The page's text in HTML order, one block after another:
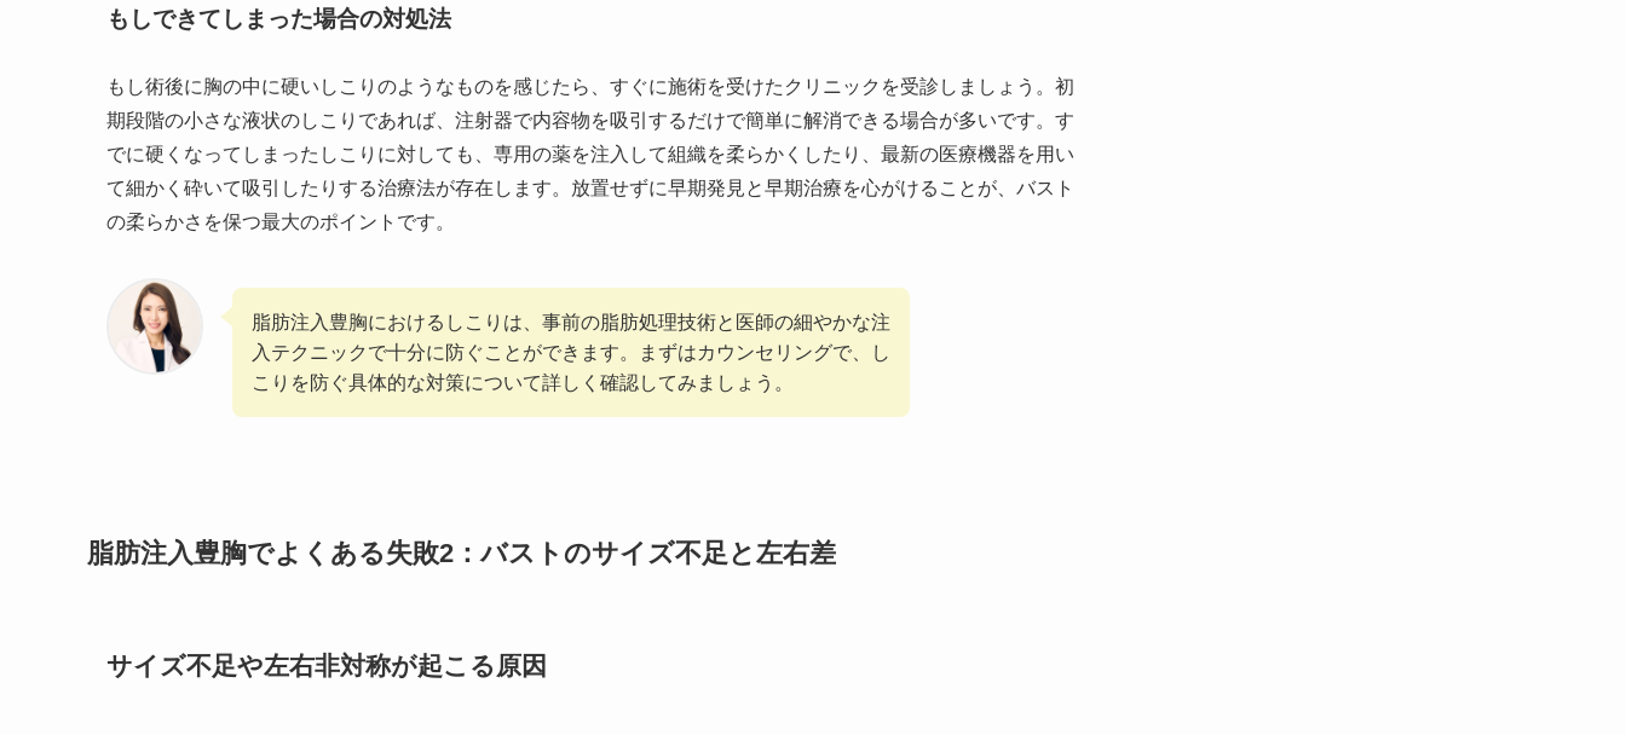
もしできてしまった場合の対処法
もし術後に胸の中に硬いしこりのようなものを感じたら、すぐに施術を受けたクリニックを受診しましょう。初
期段階の小さな液状のしこりであれば、注射器で内容物を吸引するだけで簡単に解消できる場合が多いです。す
でに硬くなってしまったしこりに対しても、専用の薬を注入して組織を柔らかくしたり、最新の医療機器を用い
て細かく砕いて吸引したりする治療法が存在します。放置せずに早期発見と早期治療を心がけることが、バスト
の柔らかさを保つ最大のポイントです。
脂肪注入豊胸におけるしこりは、事前の脂肪処理技術と医師の細やかな注
入テクニックで十分に防ぐことができます。まずはカウンセリングで、し
こりを防ぐ具体的な対策について詳しく確認してみましょう。
脂肪注入豊胸でよくある失敗2：バストのサイズ不足と左右差
サイズ不足や左右非対称が起こる原因